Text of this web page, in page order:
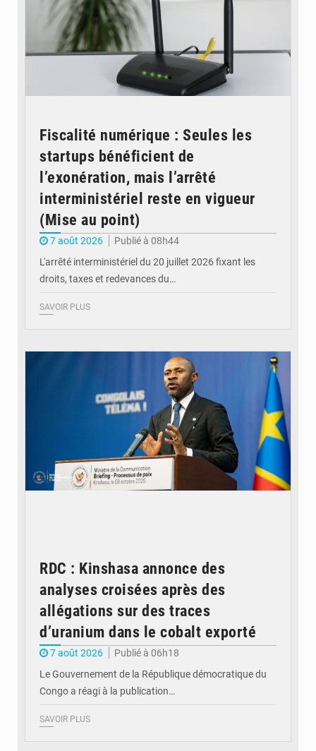
Fiscalité numérique : Seules les
startups bénéficient de
l’exonération, mais l’arrêté
interministériel reste en vigueur
(Mise au point)
7 août 2026
Publié à 08h44
L'arrêté interministériel du 20 juillet 2026 fixant les
droits, taxes et redevances du…
SAVOIR PLUS
RDC : Kinshasa annonce des
analyses croisées après des
allégations sur des traces
d’uranium dans le cobalt exporté
7 août 2026
Publié à 06h18
Le Gouvernement de la République démocratique du
Congo a réagi à la publication…
SAVOIR PLUS